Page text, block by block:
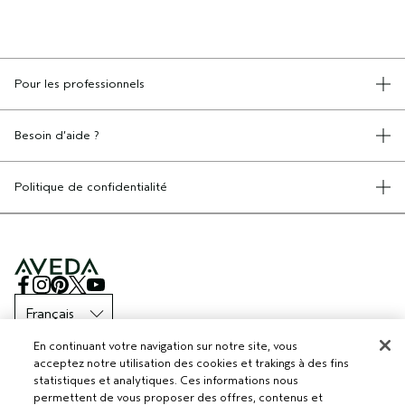
Pour les professionnels
Besoin d’aide ?
APPELEZ LE +41315280239
Politique de confidentialité
CONDITIONS GÉNÉRALES
POLITIQUE DE CONFIDENTIALITÉ
PUBLICITÉ BASÉE SUR LES INTÉRÊTS
EMPLOIS
POLITIQUE RELATIVE AUX COOKIES
ACCESSIBILITÉ
© Aveda Corp.
En continuant votre navigation sur notre site, vous
acceptez notre utilisation des cookies et trakings à des fins
statistiques et analytiques. Ces informations nous
permettent de vous proposer des offres, contenus et